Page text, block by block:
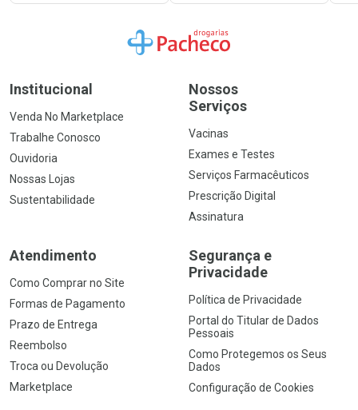
Ir para a Home
Institucional
Venda No Marketplace
Trabalhe Conosco
Ouvidoria
Nossas Lojas
Sustentabilidade
Nossos
Serviços
Vacinas
Exames e Testes
Serviços Farmacêuticos
Prescrição Digital
Assinatura
Atendimento
Como Comprar no Site
Formas de Pagamento
Prazo de Entrega
Reembolso
Troca ou Devolução
Marketplace
Segurança e
Privacidade
Política de Privacidade
Portal do Titular de Dados
Pessoais
Como Protegemos os Seus
Dados
Configuração de Cookies